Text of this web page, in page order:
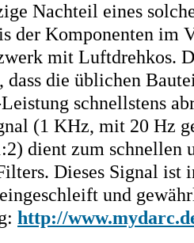
Nachteil eines
der Komponenten im
mit Luftdrehkos.
dass die üblichen
schnellstens
(1 KHz, mit 20 Hz
dient zum schnellen
Dieses Signal ist
und
http://